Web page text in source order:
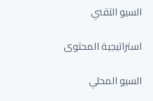
السيو التقني
استراتيجية المحتوى
السيو المحلي